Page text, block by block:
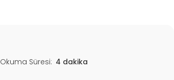
Okuma Süresi: 4 dakika